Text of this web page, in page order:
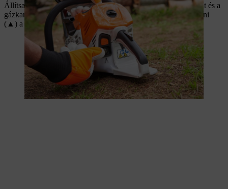
Állítsa a kombinált kart indítási helyzetbe (▲). A gázbillentyűt és a
gázkart be kell nyomni és ezután kell a legalsó állásba kapcsolni
(▲) a kombinált kart.